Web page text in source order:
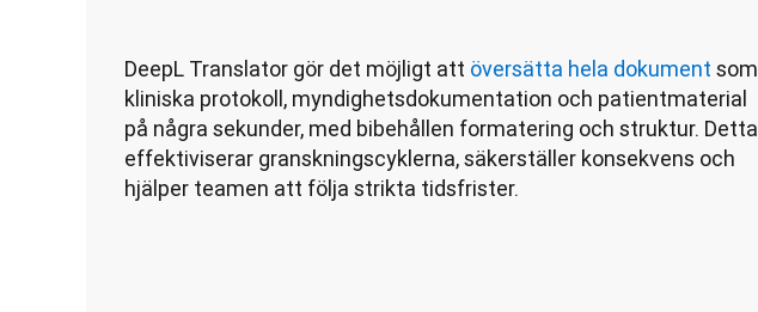
DeepL Translator gör det möjligt att översätta hela dokument som
kliniska protokoll, myndighetsdokumentation och patientmaterial
på några sekunder, med bibehållen formatering och struktur. Detta
effektiviserar granskningscyklerna, säkerställer konsekvens och
hjälper teamen att följa strikta tidsfrister.